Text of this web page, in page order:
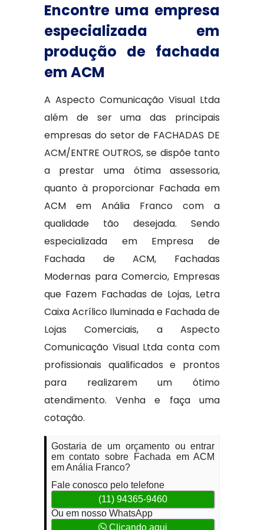
Encontre uma empresa
especializada em
produção de fachada
em ACM
A Aspecto Comunicação Visual Ltda
além de ser uma das principais
empresas do setor de FACHADAS DE
ACM/ENTRE OUTROS, se dispõe tanto
a prestar uma ótima assessoria,
quanto à proporcionar Fachada em
ACM em Anália Franco com a
qualidade tão desejada. Sendo
especializada em Empresa de
Fachada de ACM, Fachadas
Modernas para Comercio, Empresas
que Fazem Fachadas de Lojas, Letra
Caixa Acrílico Iluminada e Fachada de
Lojas Comerciais, a Aspecto
Comunicação Visual Ltda conta com
profissionais qualificados e prontos
para realizarem um ótimo
atendimento. Venha e faça uma
cotação.
Gostaria de um orçamento ou entrar
em contato sobre Fachada em ACM
em Anália Franco?
Fale conosco pelo telefone
(11) 94365-9460
Ou em nosso WhatsApp
Clicando aqui